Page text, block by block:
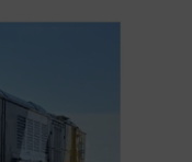
タミナグルメ」6選【新